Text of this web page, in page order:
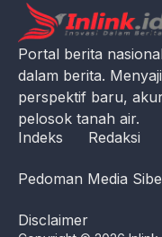
Portal berita
dalam berita.
perspektif baru,
pelosok tanah air.
Indeks
Redaksi
Pedoman Media
Disclaimer